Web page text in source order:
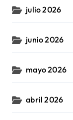
julio 2026
junio 2026
mayo 2026
abril 2026